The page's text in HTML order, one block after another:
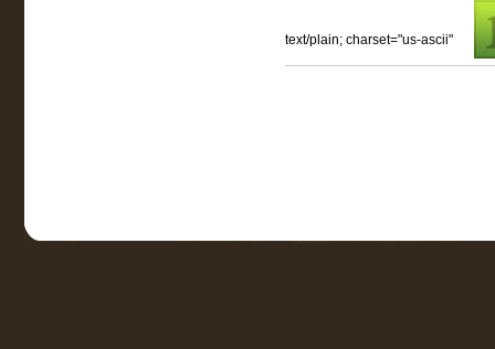
text/plain; charset="us-ascii"